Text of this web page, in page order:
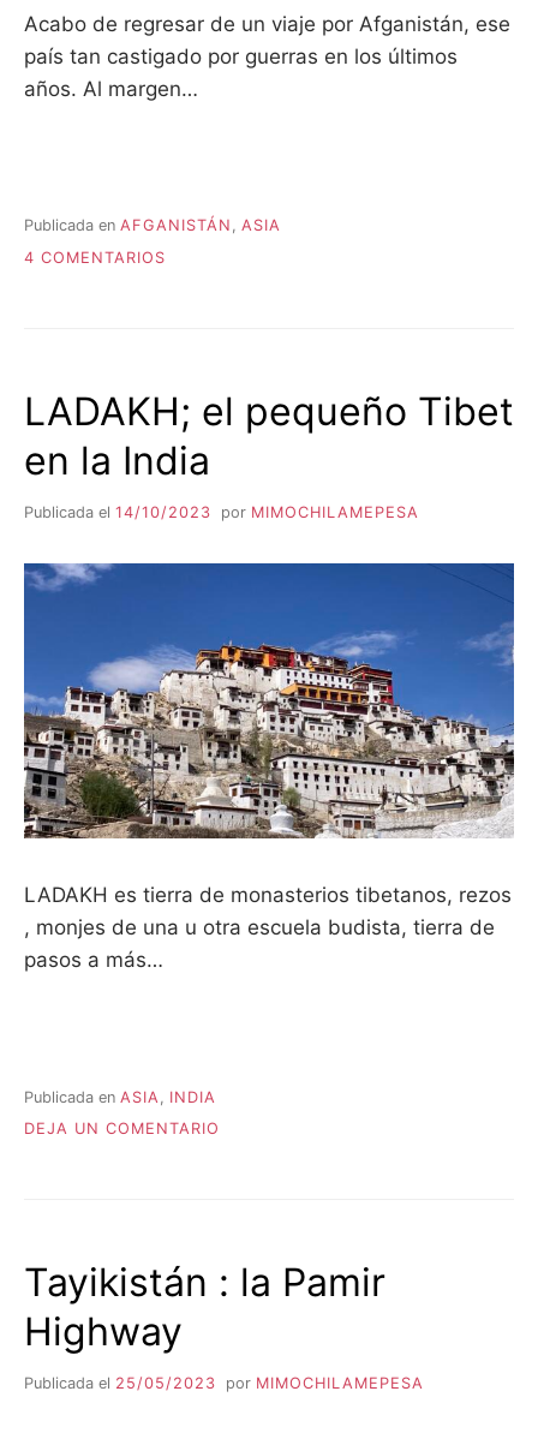
Acabo de regresar de un viaje por Afganistán, ese
país tan castigado por guerras en los últimos
años. Al margen…
Publicada en AFGANISTÁN , ASIA
4 COMENTARIOS
TALIBÁN
LADAKH; el pequeño Tibet
en la India
Publicada el 14/10/2023 por MIMOCHILAMEPESA
LADAKH es tierra de monasterios tibetanos, rezos
, monjes de una u otra escuela budista, tierra de
pasos a más…
Publicada en ASIA, INDIA
DEJA UN COMENTARIO
LA
INDIA
Tayikistán : la Pamir
Highway
Publicada el 25/05/2023 por MIMOCHILAMEPESA